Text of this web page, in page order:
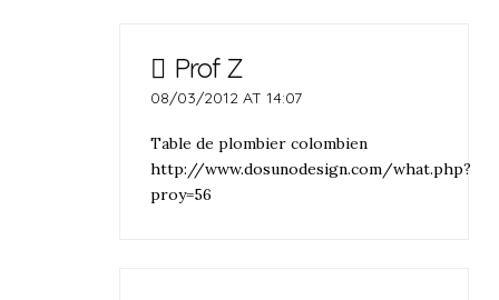
Prof Z
08/03/2012 AT 14:07
Table de plombier colombien
http://www.dosunodesign.com/what.php?
proy=56